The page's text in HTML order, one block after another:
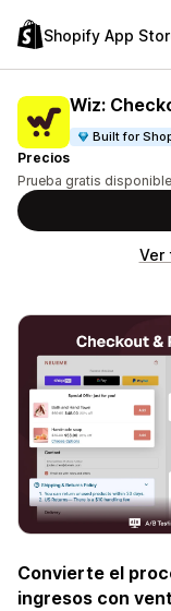
Shopify App
Wiz:
Built for
Precios
Prueba gratis disponible
Ver
Convierte el
ingresos con